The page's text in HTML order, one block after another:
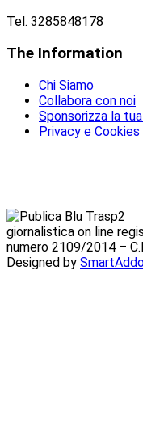
Tel. 3285848178
The Information
Chi Siamo
Collabora con noi
Sponsorizza la
Privacy e Cookies
giornalistica on line
numero 2109/2014 –
Designed by